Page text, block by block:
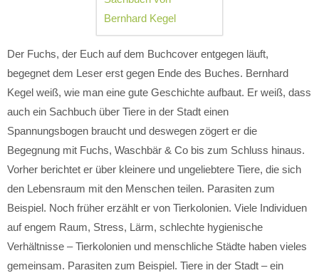
Der Fuchs, der Euch auf dem Buchcover entgegen läuft,
begegnet dem Leser erst gegen Ende des Buches. Bernhard
Kegel weiß, wie man eine gute Geschichte aufbaut. Er weiß, dass
auch ein Sachbuch über Tiere in der Stadt einen
Spannungsbogen braucht und deswegen zögert er die
Begegnung mit Fuchs, Waschbär & Co bis zum Schluss hinaus.
Vorher berichtet er über kleinere und ungeliebtere Tiere, die sich
den Lebensraum mit den Menschen teilen. Parasiten zum
Beispiel. Noch früher erzählt er von Tierkolonien. Viele Individuen
auf engem Raum, Stress, Lärm, schlechte hygienische
Verhältnisse – Tierkolonien und menschliche Städte haben vieles
gemeinsam. Parasiten zum Beispiel. Tiere in der Stadt – ein